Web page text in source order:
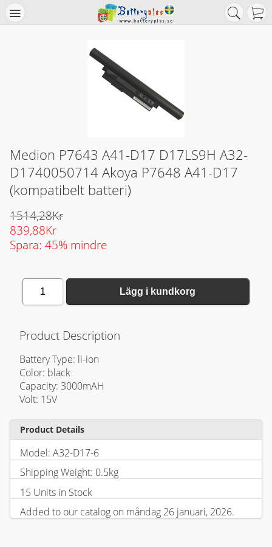
Medion P7643 A41-D17 D17LS9H A32-
D1740050714 Akoya P7648 A41-D17
(kompatibelt batteri)
1514,28Kr
839,88Kr
Spara: 45% mindre
1 Lägg i kundkorg
Product Description
Battery Type: li-ion
Color: black
Capacity: 3000mAH
Volt: 15V
Product Details
Model: A32-D17-6
Shipping Weight: 0.5kg
15 Units in Stock
Added to our catalog on måndag 26 januari, 2026.